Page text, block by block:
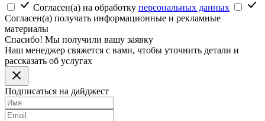
Согласен(а) на обработку персональных данных
Согласен(а) получать информационные и рекламные
материалы
Спасибо! Мы получили вашу заявку
Наш менеджер свяжется с вами, чтобы уточнить детали и
рассказать об услугах
Подписаться на дайджест